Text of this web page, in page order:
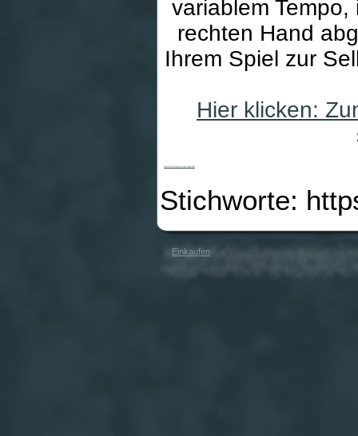
variablem
rechten Hand
Ihrem Spiel zur
Hier klicken:
Stichworte:
Einkaufen